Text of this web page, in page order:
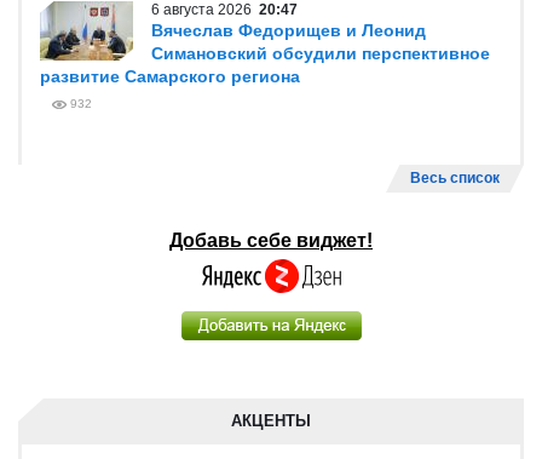
6 августа 2026 20:47
Вячеслав Федорищев и Леонид
Симановский обсудили перспективное
развитие Самарского региона
932
Весь список
Добавь себе виджет!
АКЦЕНТЫ